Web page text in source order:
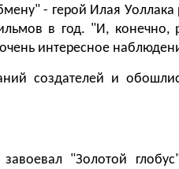
- герой Илая Уоллака
в год. "И, конечно,
интересное
создателей и
"Золотой